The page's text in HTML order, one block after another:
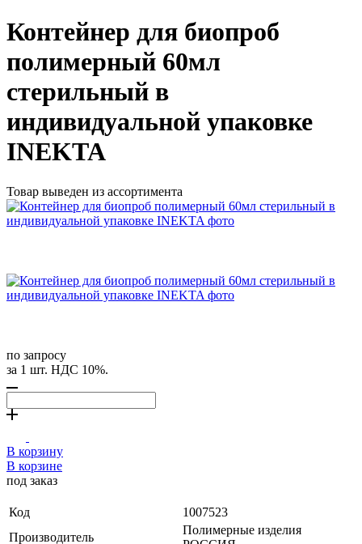
Контейнер для биопроб
полимерный 60мл
стерильный в
индивидуальной упаковке
INEKTA
Товар выведен из ассортимента
по запросу
за 1 шт. НДС 10%.
В корзину
В корзине
под заказ
Код
1007523
Производитель
Полимерные изделия